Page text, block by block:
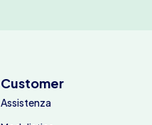
Customer
Assistenza